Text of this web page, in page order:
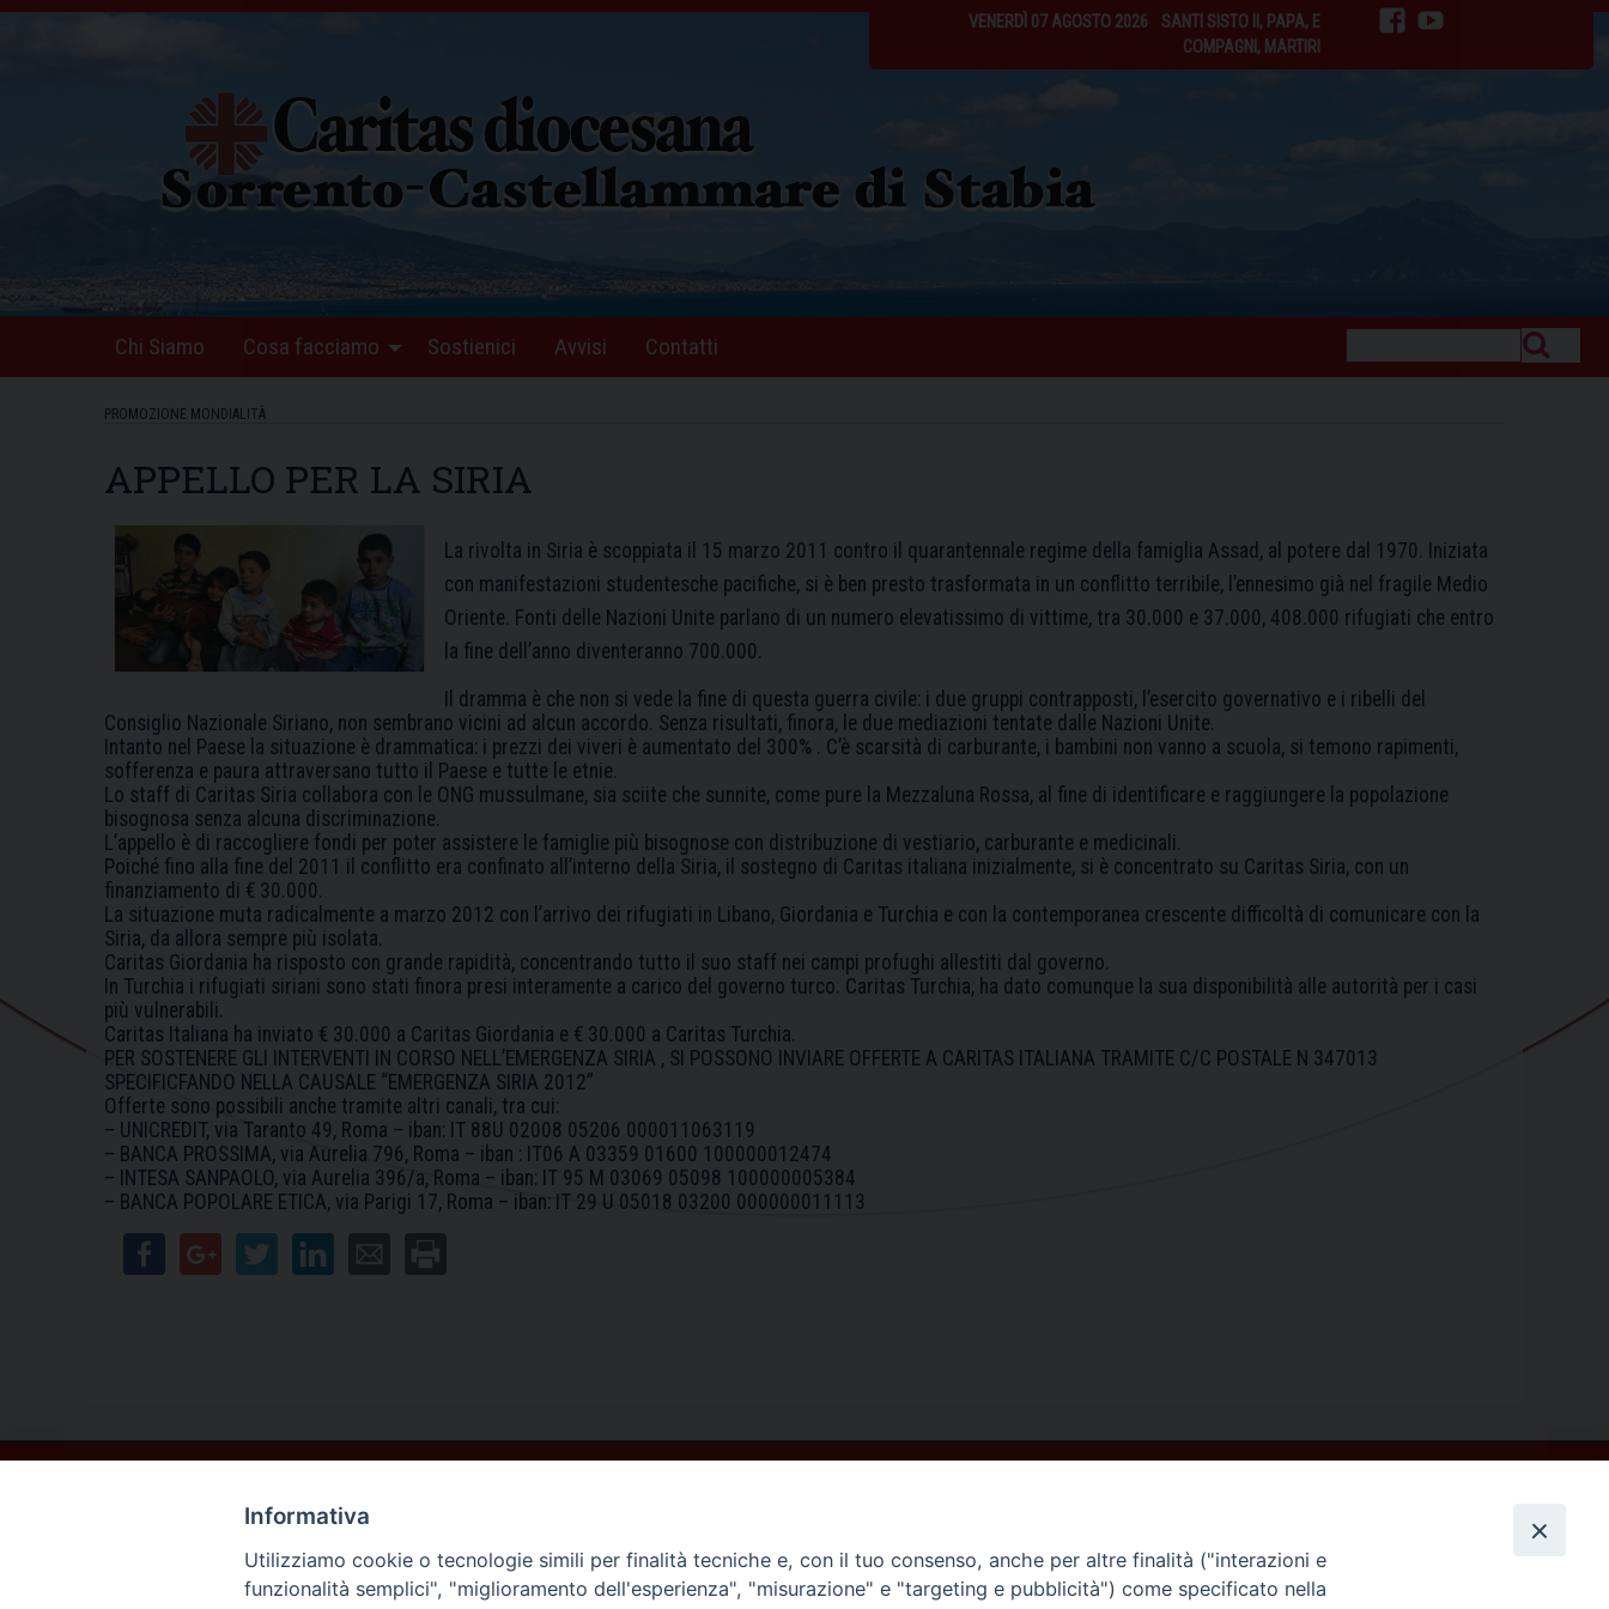
Skip
VENERDÌ 07 AGOSTO 2026
SANTI SISTO II, PAPA, E
COMPAGNI, MARTIRI
Chi Siamo Cosa facciamo Sostienici Avvisi Contatti
PROMOZIONE MONDIALITÀ
APPELLO PER LA SIRIA
La rivolta in Siria è scoppiata il 15 marzo 2011 contro il quarantennale regime della famiglia Assad, al potere dal 1970. Iniziata
con manifestazioni studentesche pacifiche, si è ben presto trasformata in un conflitto terribile, l’ennesimo già nel fragile Medio
Oriente. Fonti delle Nazioni Unite parlano di un numero elevatissimo di vittime, tra 30.000 e 37.000, 408.000 rifugiati che entro
la fine dell’anno diventeranno 700.000.
Il dramma è che non si vede la fine di questa guerra civile: i due gruppi contrapposti, l’esercito governativo e i ribelli del
Consiglio Nazionale Siriano, non sembrano vicini ad alcun accordo. Senza risultati, finora, le due mediazioni tentate dalle Nazioni Unite.
Intanto nel Paese la situazione è drammatica: i prezzi dei viveri è aumentato del 300% . C’è scarsità di carburante, i bambini non vanno a scuola, si temono rapimenti,
sofferenza e paura attraversano tutto il Paese e tutte le etnie.
Lo staff di Caritas Siria collabora con le ONG mussulmane, sia sciite che sunnite, come pure la Mezzaluna Rossa, al fine di identificare e raggiungere la popolazione
bisognosa senza alcuna discriminazione.
L’appello è di raccogliere fondi per poter assistere le famiglie più bisognose con distribuzione di vestiario, carburante e medicinali.
Poiché fino alla fine del 2011 il conflitto era confinato all’interno della Siria, il sostegno di Caritas italiana inizialmente, si è concentrato su Caritas Siria, con un
finanziamento di € 30.000.
La situazione muta radicalmente a marzo 2012 con l’arrivo dei rifugiati in Libano, Giordania e Turchia e con la contemporanea crescente difficoltà di comunicare con la
Siria, da allora sempre più isolata.
Caritas Giordania ha risposto con grande rapidità, concentrando tutto il suo staff nei campi profughi allestiti dal governo.
In Turchia i rifugiati siriani sono stati finora presi interamente a carico del governo turco. Caritas Turchia, ha dato comunque la sua disponibilità alle autorità per i casi
più vulnerabili.
Caritas Italiana ha inviato € 30.000 a Caritas Giordania e € 30.000 a Caritas Turchia.
PER SOSTENERE GLI INTERVENTI IN CORSO NELL’EMERGENZA SIRIA , SI POSSONO INVIARE OFFERTE A CARITAS ITALIANA TRAMITE C/C POSTALE N 347013
SPECIFICFANDO NELLA CAUSALE “EMERGENZA SIRIA 2012”
Offerte sono possibili anche tramite altri canali, tra cui:
– UNICREDIT, via Taranto 49, Roma – iban: IT 88U 02008 05206 000011063119
– BANCA PROSSIMA, via Aurelia 796, Roma – iban : IT06 A 03359 01600 100000012474
– INTESA SANPAOLO, via Aurelia 396/a, Roma – iban: IT 95 M 03069 05098 100000005384
– BANCA POPOLARE ETICA, via Parigi 17, Roma – iban: IT 29 U 05018 03200 000000011113
Vico Sant’Anna 1 – 80053 Castellammare di Stabia (NA)
Via San Bartolomeo 72 – 80053 Castellammare di Stabia (NA)
Informativa
Utilizziamo cookie o tecnologie simili per finalità tecniche e, con il tuo consenso, anche per altre finalità ("interazioni e
funzionalità semplici", "miglioramento dell'esperienza", "misurazione" e "targeting e pubblicità") come specificato nella